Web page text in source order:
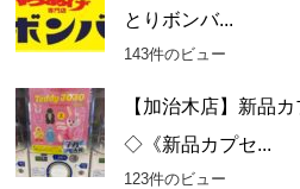
とりボンバ...
143件のビュー
【加治木店】新品
◇《新品カプセ...
123件のビュー